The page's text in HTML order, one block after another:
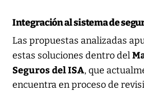
Integración al sistema de
Las propuestas analizadas
estas soluciones dentro del
Seguros del ISA, que
encuentra en proceso de